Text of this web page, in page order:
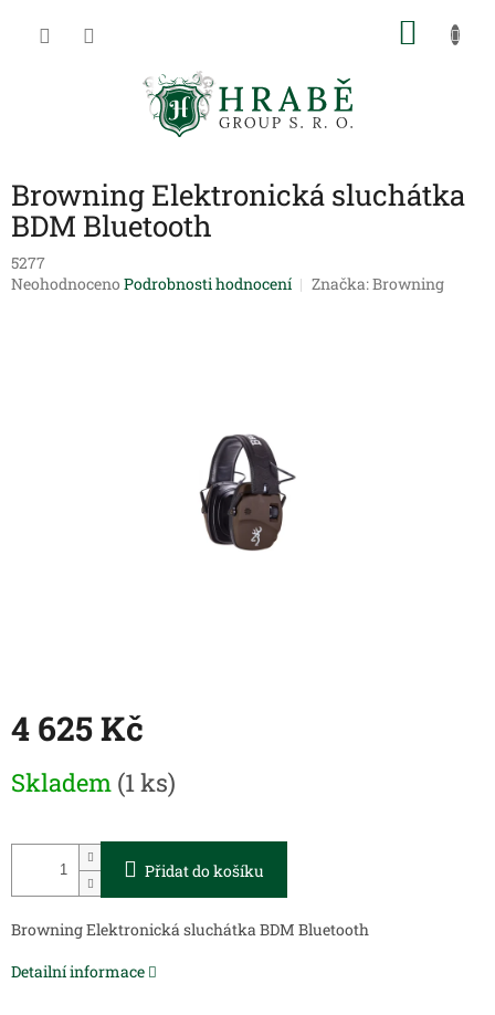
Browning Elektronická sluchátka
BDM Bluetooth
5277
Průměrné
Neohodnoceno Podrobnosti hodnocení Značka:Browning
4 625 Kč
cena:
Skladem (1 ks)
Přidat do košíku
Browning Elektronická sluchátka BDM Bluetooth
Detailní informace